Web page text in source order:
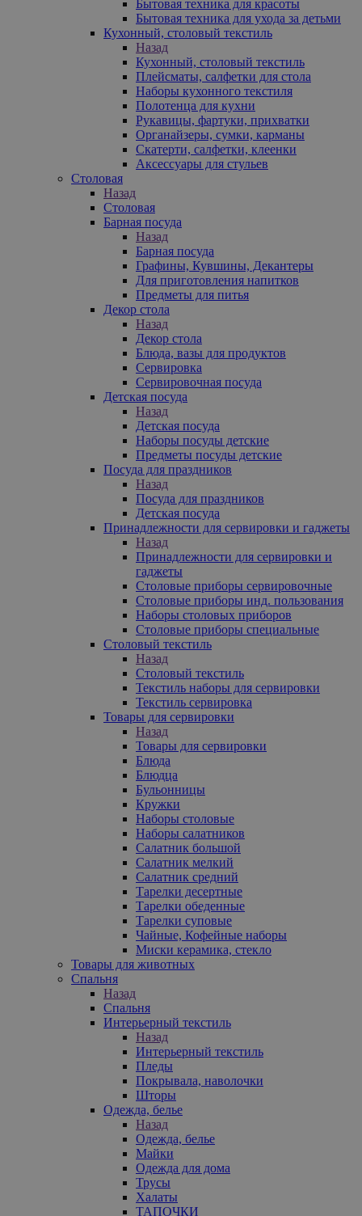
Бытовая техника для красоты
Бытовая техника для ухода за детьми
Кухонный, столовый текстиль
Назад
Кухонный, столовый текстиль
Плейсматы, салфетки для стола
Наборы кухонного текстиля
Полотенца для кухни
Рукавицы, фартуки, прихватки
Органайзеры, сумки, карманы
Скатерти, салфетки, клеенки
Аксессуары для стульев
Столовая
Назад
Столовая
Барная посуда
Назад
Барная посуда
Графины, Кувшины, Декантеры
Для приготовления напитков
Предметы для питья
Декор стола
Назад
Декор стола
Блюда, вазы для продуктов
Сервировка
Сервировочная посуда
Детская посуда
Назад
Детская посуда
Наборы посуды детские
Предметы посуды детские
Посуда для праздников
Назад
Посуда для праздников
Детская посуда
Принадлежности для сервировки и гаджеты
Назад
Принадлежности для сервировки и
гаджеты
Столовые приборы сервировочные
Столовые приборы инд. пользования
Наборы столовых приборов
Столовые приборы специальные
Столовый текстиль
Назад
Столовый текстиль
Текстиль наборы для сервировки
Текстиль сервировка
Товары для сервировки
Назад
Товары для сервировки
Блюда
Блюдца
Бульонницы
Кружки
Наборы столовые
Наборы салатников
Салатник большой
Салатник мелкий
Салатник средний
Тарелки десертные
Тарелки обеденные
Тарелки суповые
Чайные, Кофейные наборы
Миски керамика, стекло
Товары для животных
Спальня
Назад
Спальня
Интерьерный текстиль
Назад
Интерьерный текстиль
Пледы
Покрывала, наволочки
Шторы
Одежда, белье
Назад
Одежда, белье
Майки
Одежда для дома
Трусы
Халаты
ТАПОЧКИ